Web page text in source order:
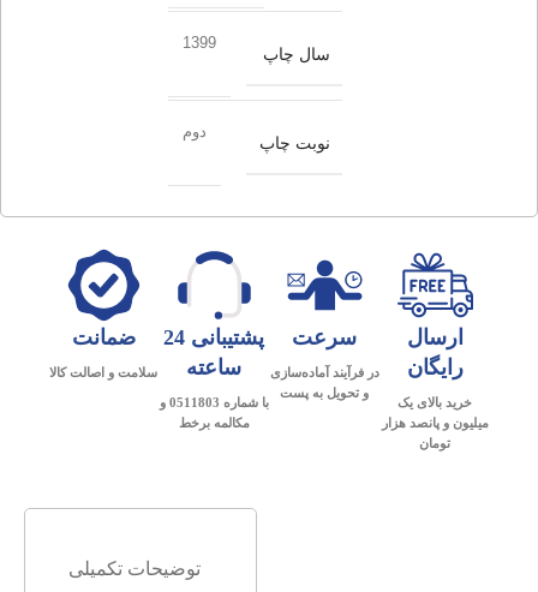
سال چاپ
1399
نوبت چاپ
دوم
ارسال
رایگان
خرید بالای یک
میلیون و پانصد هزار
تومان
سرعت
در فرآیند آماده‌سازی
و تحویل به پست
پشتیبانی 24
ساعته
با شماره 0511803 و
مکالمه برخط
ضمانت
سلامت و اصالت کالا
توضیحات تکمیلی